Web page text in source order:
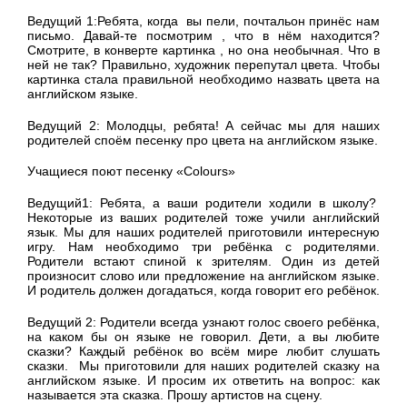
Ведущий 1:Ребята, когда вы пели, почтальон принёс нам
письмо. Давай-те посмотрим , что в нём находится?
Смотрите, в конверте картинка , но она необычная. Что в
ней не так? Правильно, художник перепутал цвета. Чтобы
картинка стала правильной необходимо назвать цвета на
английском языке.
Ведущий 2: Молодцы, ребята! А сейчас мы для наших
родителей споём песенку про цвета на английском языке.
Учащиеся поют песенку «Colours»
Ведущий1: Ребята, а ваши родители ходили в школу?
Некоторые из ваших родителей тоже учили английский
язык. Мы для наших родителей приготовили интересную
игру. Нам необходимо три ребёнка с родителями.
Родители встают спиной к зрителям. Один из детей
произносит слово или предложение на английском языке.
И родитель должен догадаться, когда говорит его ребёнок.
Ведущий 2: Родители всегда узнают голос своего ребёнка,
на каком бы он языке не говорил. Дети, а вы любите
сказки? Каждый ребёнок во всём мире любит слушать
сказки. Мы приготовили для наших родителей сказку на
английском языке. И просим их ответить на вопрос: как
называется эта сказка. Прошу артистов на сцену.